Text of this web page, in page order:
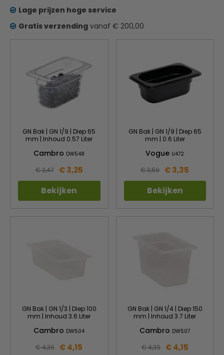
GN Bak | GN 1/9 | Diep 65
mm | Inhoud 0.57 Liter
Cambro DW548
€ 3,47 € 3,25
Bekijken
GN Bak | GN 1/9 | Diep 65
mm | 0.6 Liter
Vogue U472
€ 3,59 € 3,35
Bekijken
GN Bak | GN 1/3 | Diep 100
mm | Inhoud 3.6 Liter
Cambro DW504
€ 4,39 € 4,15
GN Bak | GN 1/4 | Diep 150
mm | Inhoud 3.7 Liter
Cambro DW507
€ 4,39 € 4,15
Lage prijzen hoge service
Gratis verzending vanaf € 200,00